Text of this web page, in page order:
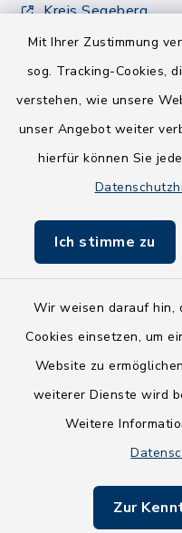
Mit Ihrer Zustimmung
sog. Tracking-Cookies,
verstehen, wie unsere
unser Angebot weiter
hierfür können Sie
Ich stimme zu
Wir weisen darauf hin,
Cookies einsetzen, um
Website zu
weiterer Dienste wird
Weitere
Zur
Kreis Segeberg
Wege-
NEU!
Holsteiner
Land Schleswig-